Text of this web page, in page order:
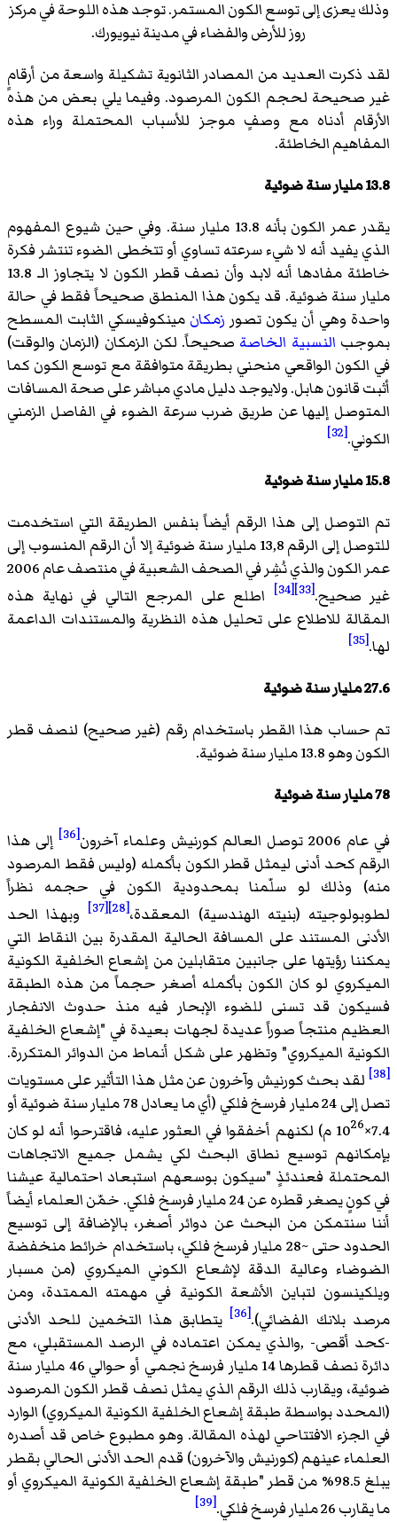
وذلك يعزى إلى توسع الكون المستمر. توجد هذه اللوحة في مركز
روز للأرض والفضاء في مدينة نيويورك.
لقد ذكرت العديد من المصادر الثانوية تشكيلة واسعة من أرقامٍ
غير صحيحة لحجم الكون المرصود. وفيما يلي بعض من هذه
الأرقام أدناه مع وصفٍ موجز للأسباب المحتملة وراء هذه
المفاهيم الخاطئة.
13.8 مليار سنة ضوئية
يقدر عمر الكون بأنه 13.8 مليار سنة. وفي حين شيوع المفهوم
الذي يفيد أنه لا شيء سرعته تساوي أو تتخطى الضوء تنتشر فكرة
خاطئة مفادها أنه لابد وأن نصف قطر الكون لا يتجاوز الـ 13.8
مليار سنة ضوئية. قد يكون هذا المنطق صحيحاً فقط في حالة
واحدة وهي أن يكون تصور زمكان مينكوفيسكي الثابت المسطح
بموجب النسبية الخاصة صحيحاً. لكن الزمكان (الزمان والوقت)
في الكون الواقعي منحني بطريقة متوافقة مع توسع الكون كما
أثبت قانون هابل. ولايوجد دليل مادي مباشر على صحة المسافات
المتوصل إليها عن طريق ضرب سرعة الضوء في الفاصل الزمني
الكوني.[32]
15.8 مليار سنة ضوئية
تم التوصل إلى هذا الرقم أيضاً بنفس الطريقة التي استخدمت
للتوصل إلى الرقم 13,8 مليار سنة ضوئية إلا أن الرقم المنسوب إلى
عمر الكون والذي نُشِر في الصحف الشعبية في منتصف عام 2006
غير صحيح.[33]
[34]
اطلع على المرجع التالي في نهاية هذه
المقالة للاطلاع على تحليل هذه النظرية والمستندات الداعمة
لها.[35]
27.6 مليار سنة ضوئية
تم حساب هذا القطر باستخدام رقم (غير صحيح) لنصف قطر
الكون وهو 13.8 مليار سنة ضوئية.
78 مليار سنة ضوئية
في عام 2006 توصل العالم كورنيش وعلماء آخرون
[36]
إلى هذا
الرقم كحد أدنى ليمثل قطر الكون بأكمله (وليس فقط المرصود
منه) وذلك لو سلّمنا بمحدودية الكون في حجمه نظراً
لطوبولوجيته (بنيته الهندسية) المعقدة،[28]
[37]
وبهذا الحد
الأدنى المستند على المسافة الحالية المقدرة بين النقاط التي
يمكننا رؤيتها على جانبين متقابلين من إشعاع الخلفية الكونية
الميكروي لو كان الكون بأكمله أصغر حجماً من هذه الطبقة
فسيكون قد تسنى للضوء الإبحار فيه منذ حدوث الانفجار
العظيم منتجاً صوراً عديدة لجهات بعيدة في "إشعاع الخلفية
الكونية الميكروي" وتظهر على شكل أنماط من الدوائر المتكررة.
[38]
لقد بحث كورنيش وآخرون عن مثل هذا التأثير على مستويات
تصل إلى 24 مليار فرسخ فلكي (أي ما يعادل 78 مليار سنة ضوئية أو
7.4×10
26
م) لكنهم أخفقوا في العثور عليه، فاقترحوا أنه لو كان
بإمكانهم توسيع نطاق البحث لكي يشمل جميع الاتجاهات
المحتملة فعندئذٍ "سيكون بوسعهم استبعاد احتمالية عيشنا
في كونٍ يصغر قطره عن 24 مليار فرسخ فلكي. خمّن العلماء أيضاً
أننا سنتمكن من البحث عن دوائر أصغر، بالإضافة إلى توسيع
الحدود حتى ~28 مليار فرسخ فلكي، باستخدام خرائط منخفضة
الضوضاء وعالية الدقة لإشعاع الكوني الميكروي (من مسبار
ويلكينسون لتباين الأشعة الكونية في مهمته الممتدة، ومن
مرصد بلانك الفضائي).[36]
يتطابق هذا التخمين للحد الأدنى
-كحد أقصى- ,والذي يمكن اعتماده في الرصد المستقبلي، مع
دائرة نصف قطرها 14 مليار فرسخ نجمي أو حوالي 46 مليار سنة
ضوئية، ويقارب ذلك الرقم الذي يمثل نصف قطر الكون المرصود
(المحدد بواسطة طبقة إشعاع الخلفية الكونية الميكروي) الوارد
في الجزء الافتتاحي لهذه المقالة. وهو مطبوع خاص قد أصدره
العلماء عينهم (كورنيش والآخرون) قدم الحد الأدنى الحالي بقطر
يبلغ 98.5% من قطر "طبقة إشعاع الخلفية الكونية الميكروي أو
ما يقارب 26 مليار فرسخ فلكي.
[39]